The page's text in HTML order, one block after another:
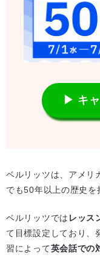
▶ キ
ベルリッツは、アメリ
でも50年以上の歴史を
ベルリッツでは レッス
て目標設定しており、
習によって英会話での